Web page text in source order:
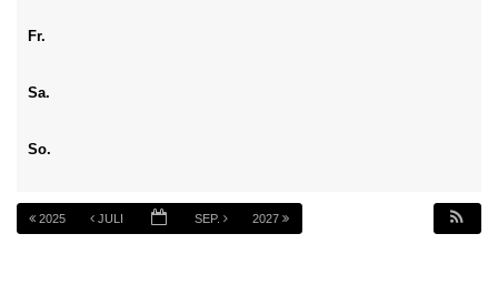
Fr.
Sa.
So.
2025 JULI SEP. 2027